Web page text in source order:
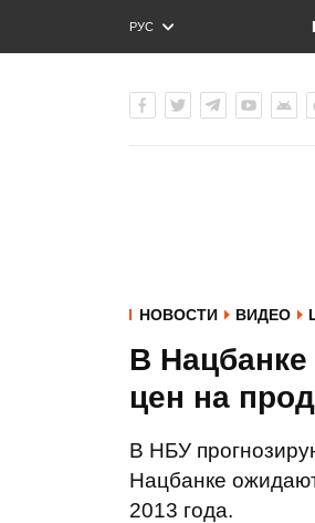
РУС
ENG
НОВОСТИ ВИДЕО
В
цен на
В НБУ
Нацбанке
2013 года.